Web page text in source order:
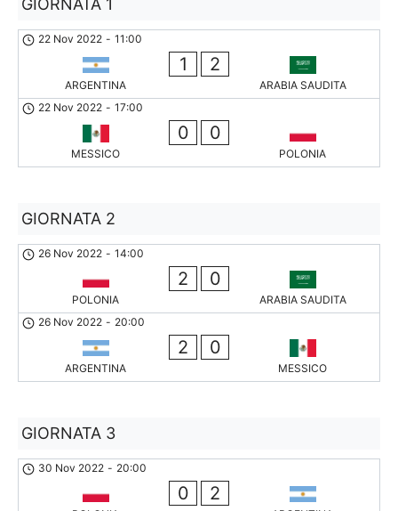
GIORNATA 1
22 Nov 2022 - 11:00
ARGENTINA
1 2
ARABIA SAUDITA
22 Nov 2022 - 17:00
MESSICO
0 0
POLONIA
GIORNATA 2
26 Nov 2022 - 14:00
POLONIA
2 0
ARABIA SAUDITA
26 Nov 2022 - 20:00
ARGENTINA
2 0
MESSICO
GIORNATA 3
30 Nov 2022 - 20:00
0 2